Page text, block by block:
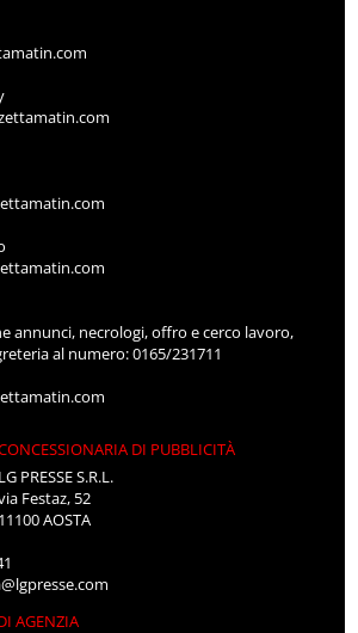
annunci, necrologi, offro e cerco lavoro,
al numero: 0165/231711
DI PUBBLICITÀ
LG PRESSE S.R.L.
Festaz, 52
11100 AOSTA
AGENZIA